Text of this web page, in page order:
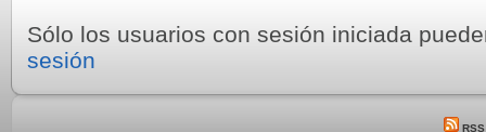
Sólo los usuarios con sesión iniciada
sesión
RSS